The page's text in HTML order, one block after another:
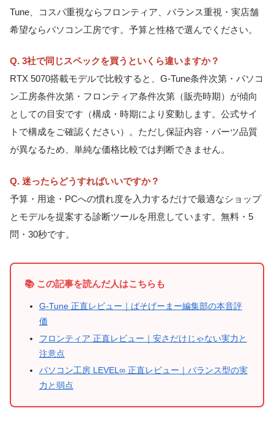
Tune、コスパ重視ならフロンティア、バランス重視・実店舗
希望ならパソコン工房です。予算と性格で選んでください。
Q. 3社で同じスペックを買うといくら違いますか？
RTX 5070搭載モデルで比較すると、G-Tune条件次第・パソコ
ン工房条件次第・フロンティア条件次第（販売時期）が傾向
としての目安です（構成・時期により変動します。公式サイ
トで構成をご確認ください）。ただし保証内容・パーツ品質
が異なるため、単純な価格比較では判断できません。
Q. 迷ったらどうすればいいですか？
予算・用途・PCへの慣れ度を入力するだけで最適なショップ
とモデルを提案する診断ツールを用意しています。無料・5
問・30秒です。
📚 この記事を読んだ人はこちらも
G-Tune 正直レビュー｜ぱそげーまー編集部の本音評
価
フロンティア 正直レビュー｜安さだけじゃない実力と
注意点
パソコン工房 LEVEL∞ 正直レビュー｜バランス型の実
力と弱点